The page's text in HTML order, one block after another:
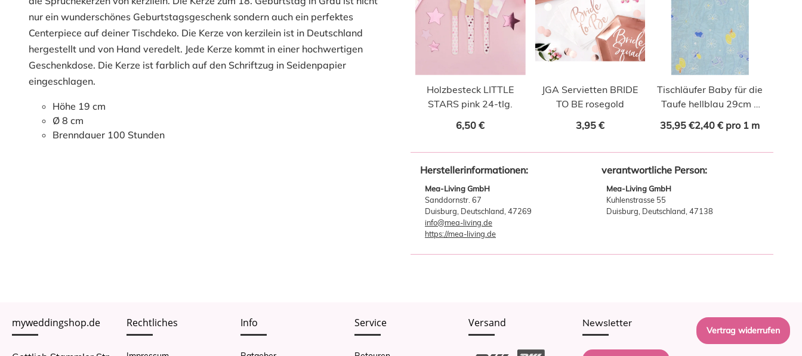
nur ein wunderschönes Geburtstagsgeschenk sondern auch ein perfektes
Centerpiece auf deiner Tischdeko. Die Kerze von kerzilein ist in Deutschland
hergestellt und von Hand veredelt. Jede Kerze kommt in einer hochwertigen
Geschenkdose. Die Kerze ist farblich auf den Schriftzug in Seidenpapier
eingeschlagen.
Höhe 19 cm
Ø 8 cm
Brenndauer 100 Stunden
Holzbesteck LITTLE
STARS pink 24-tlg.
6,50 €
JGA Servietten BRIDE
TO BE rosegold
3,95 €
Tischläufer Baby für die
Taufe hellblau 29cm x
35,95 €2,40 € pro 1 m
Herstellerinformationen:
Mea-Living GmbH
Sanddornstr. 67
Duisburg, Deutschland, 47269
info@mea-living.de
https://mea-living.de
verantwortliche Person:
Mea-Living GmbH
Kuhlenstrasse 55
Duisburg, Deutschland, 47138
myweddingshop.de Rechtliches Info Service Versand Newsletter
Vertrag widerrufen